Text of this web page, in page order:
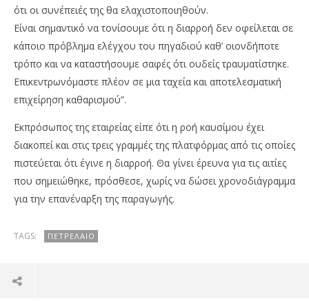
ότι οι συνέπειές της θα ελαχιστοποιηθούν.
Είναι σημαντικό να τονίσουμε ότι η διαρροή δεν οφείλεται σε
κάποιο πρόβλημα ελέγχου του πηγαδιού καθ’ οιονδήποτε
τρόπο και να καταστήσουμε σαφές ότι ουδείς τραυματίστηκε.
Επικεντρωνόμαστε πλέον σε μια ταχεία και αποτελεσματική
επιχείρηση καθαρισμού”.
Εκπρόσωπος της εταιρείας είπε ότι η ροή καυσίμου έχει
διακοπεί και στις τρεις γραμμές της πλατφόρμας από τις οποίες
πιστεύεται ότι έγινε η διαρροή. Θα γίνει έρευνα για τις αιτίες
που σημειώθηκε, πρόσθεσε, χωρίς να δώσει χρονοδιάγραμμα
για την επανέναρξη της παραγωγής.
TAGS: ΠΕΤΡΈΛΑΙΟ